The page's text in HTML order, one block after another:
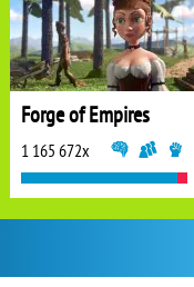
Forge of Empires
1 165 672x